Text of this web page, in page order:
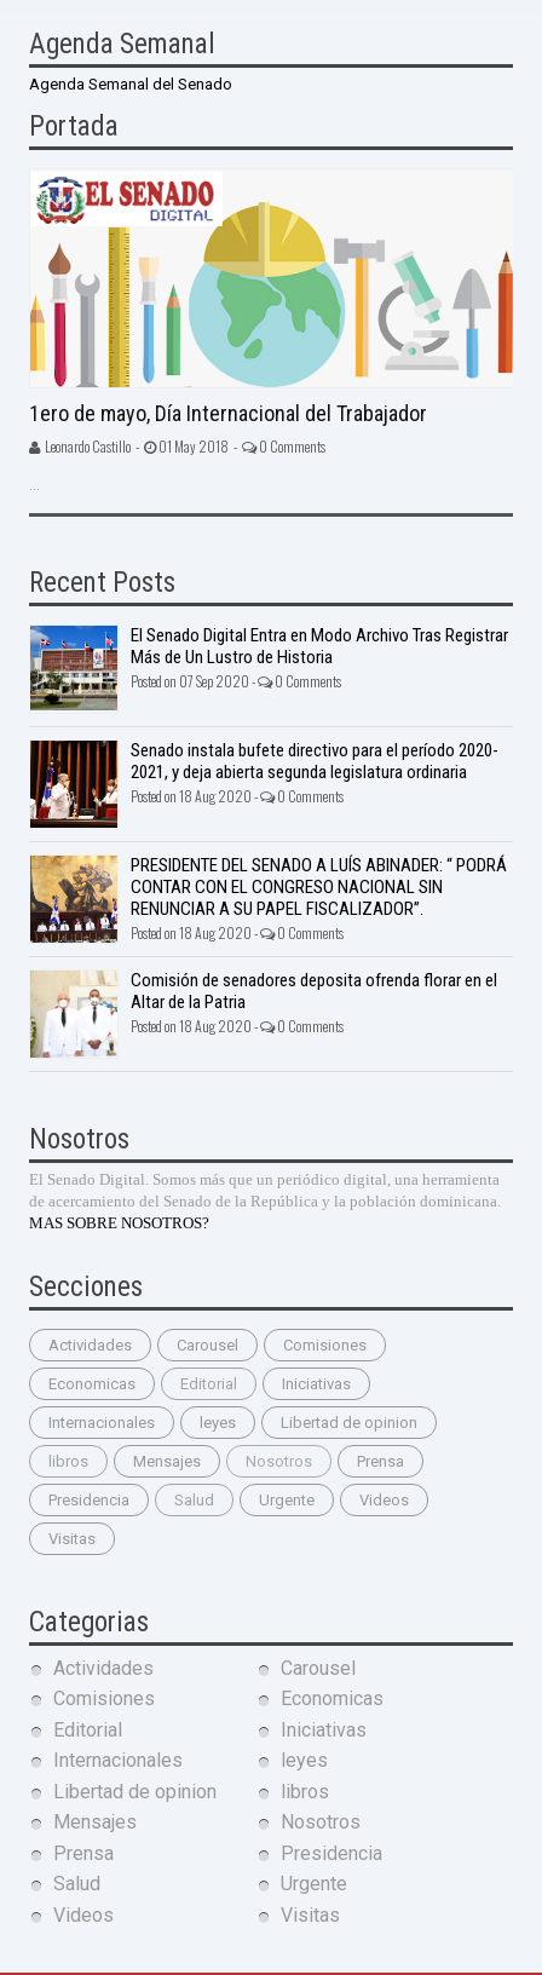
Agenda Semanal
Agenda Semanal del Senado
Portada
1ero de mayo, Día Internacional del Trabajador
Leonardo Castillo - 01 May 2018 - 0 Comments
...
Recent Posts
El Senado Digital Entra en Modo Archivo Tras Registrar
Más de Un Lustro de Historia
Posted on 07 Sep 2020 - 0 Comments
Senado instala bufete directivo para el período 2020-
2021, y deja abierta segunda legislatura ordinaria
Posted on 18 Aug 2020 - 0 Comments
PRESIDENTE DEL SENADO A LUÍS ABINADER: “ PODRÁ
CONTAR CON EL CONGRESO NACIONAL SIN
RENUNCIAR A SU PAPEL FISCALIZADOR”.
Posted on 18 Aug 2020 - 0 Comments
Comisión de senadores deposita ofrenda florar en el
Altar de la Patria
Posted on 18 Aug 2020 - 0 Comments
Nosotros
El Senado Digital. Somos más que un periódico digital, una herramienta
de acercamiento del Senado de la República y la población dominicana.
MAS SOBRE NOSOTROS?
Secciones
Actividades Carousel Comisiones
Economicas Editorial Iniciativas
Internacionales leyes Libertad de opinion
libros Mensajes Nosotros Prensa
Presidencia Salud Urgente Videos
Visitas
Categorias
Actividades
Carousel
Comisiones
Economicas
Editorial
Iniciativas
Internacionales
leyes
Libertad de opinion
libros
Mensajes
Nosotros
Prensa
Presidencia
Salud
Urgente
Videos
Visitas